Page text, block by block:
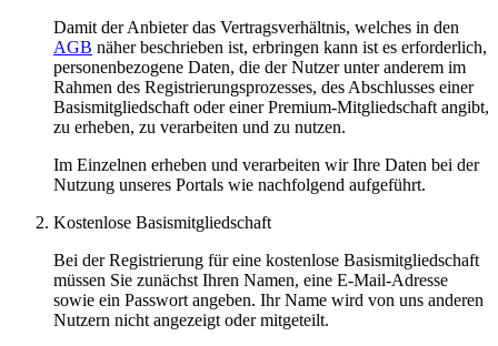
Damit der Anbieter das Vertragsverhältnis, welches in den
AGB näher beschrieben ist, erbringen kann ist es erforderlich,
personenbezogene Daten, die der Nutzer unter anderem im
Rahmen des Registrierungsprozesses, des Abschlusses einer
Basismitgliedschaft oder einer Premium-Mitgliedschaft angibt,
zu erheben, zu verarbeiten und zu nutzen.
Im Einzelnen erheben und verarbeiten wir Ihre Daten bei der
Nutzung unseres Portals wie nachfolgend aufgeführt.
Kostenlose Basismitgliedschaft
Bei der Registrierung für eine kostenlose Basismitgliedschaft
müssen Sie zunächst Ihren Namen, eine E-Mail-Adresse
sowie ein Passwort angeben. Ihr Name wird von uns anderen
Nutzern nicht angezeigt oder mitgeteilt.